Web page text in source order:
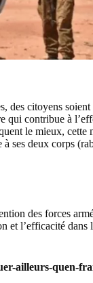
des citoyens soient
qui contribue à
le mieux, cette
ses deux corps
des forces
et l’efficacité dans
ailleurs-quen-